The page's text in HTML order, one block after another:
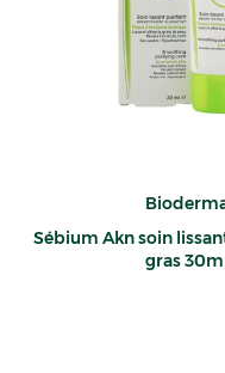
Sébium Akn soin lissant
gras